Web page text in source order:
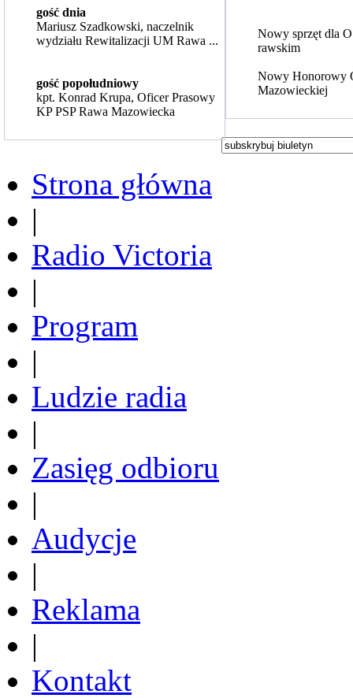
gość dnia
Mariusz Szadkowski, naczelnik
wydziału Rewitalizacji UM Rawa ...
gość popołudniowy
kpt. Konrad Krupa, Oficer Prasowy
KP PSP Rawa Mazowiecka
Nowy sprzęt dla
rawskim
Nowy Honorowy
Mazowieckiej
Strona główna
|
Radio Victoria
|
Program
|
Ludzie radia
|
Zasięg odbioru
|
Audycje
|
Reklama
|
Kontakt